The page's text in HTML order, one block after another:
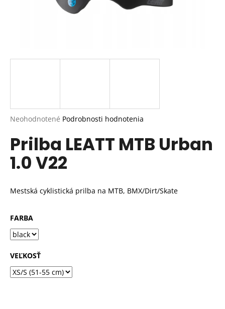
Priemerné
produktu
je
0,0
Neohodnotené Podrobnosti hodnotenia
Prilba LEATT MTB Urban
1.0 V22
Mestská cyklistická prilba na MTB, BMX/Dirt/Skate
FARBA
VEĽKOSŤ